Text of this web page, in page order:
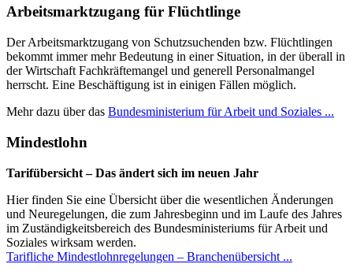
Arbeits­markt­zugang für Flüchtlinge
Der Arbeitsmarktzugang von Schutzsuchenden bzw. Flüchtlingen
bekommt immer mehr Bedeutung in einer Situation, in der überall in
der Wirtschaft Fachkräftemangel und generell Personalmangel
herrscht. Eine Beschäftigung ist in einigen Fällen möglich.
Mehr dazu über das Bundesministerium für Arbeit und Soziales ...
Mindestlohn
Tarifübersicht – Das ändert sich im neuen Jahr
Hier finden Sie eine Übersicht über die wesentlichen Änderungen
und Neuregelungen, die zum Jahresbeginn und im Laufe des Jahres
im Zuständigkeitsbereich des Bundesministeriums für Arbeit und
Soziales wirksam werden.
Tarifliche Mindestlohnregelungen – Branchenübersicht ...